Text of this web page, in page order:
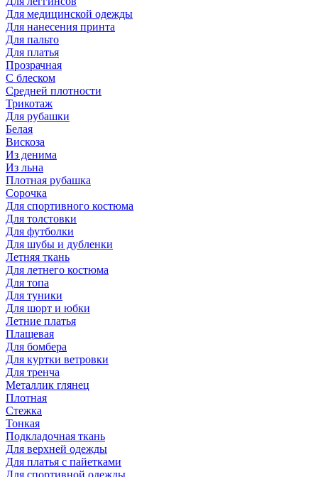
Для медицинской одежды
Для нанесения принта
Для пальто
Для платья
Прозрачная
С блеском
Средней плотности
Трикотаж
Для рубашки
Белая
Вискоза
Из денима
Из льна
Плотная рубашка
Сорочка
Для спортивного костюма
Для толстовки
Для футболки
Для шубы и дубленки
Летняя ткань
Для летнего костюма
Для топа
Для туники
Для шорт и юбки
Летние платья
Плащевая
Для бомбера
Для куртки ветровки
Для тренча
Металлик глянец
Плотная
Стежка
Тонкая
Подкладочная ткань
Для верхней одежды
Для платья с пайетками
Для спортивной одежды